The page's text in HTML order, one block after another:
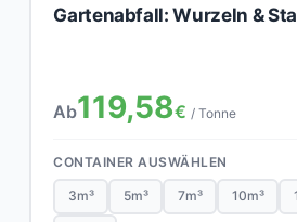
Gartenabfall: Wurzeln &
Ab119,58€ / Tonne
CONTAINER AUSWÄHLEN
3m³ 5m³ 7m³ 10m³